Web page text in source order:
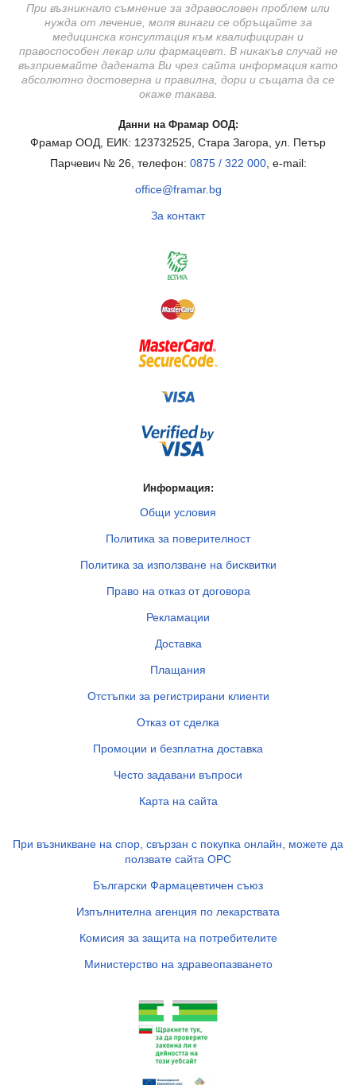
При възникнало съмнение за здравословен проблем или
нужда от лечение, моля винаги се обръщайте за
медицинска консултация към квалифициран и
правоспособен лекар или фармацевт. В никакъв случай не
възприемайте дадената Ви чрез сайта информация като
абсолютно достоверна и правилна, дори и същата да се
окаже такава.
Данни на Фрамар ООД:
Фрамар ООД, ЕИК: 123732525, Стара Загора, ул. Петър
Парчевич № 26, телефон: 0875 / 322 000, e-mail:
office@framar.bg
За контакт
Информация:
Общи условия
Политика за поверителност
Политика за използване на бисквитки
Право на отказ от договора
Рекламации
Доставка
Плащания
Отстъпки за регистрирани клиенти
Отказ от сделка
Промоции и безплатна доставка
Често задавани въпроси
Карта на сайта
При възникване на спор, свързан с покупка онлайн, можете да
ползвате сайта ОРС
Български Фармацевтичен съюз
Изпълнителна агенция по лекарствата
Комисия за защита на потребителите
Министерство на здравеопазването